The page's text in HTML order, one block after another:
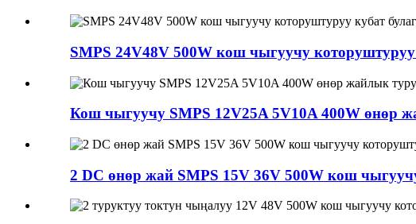
SMPS 24V48V 500W кош чыгуучу
Кош чыгуучу SMPS 12V25A 5V10A 400W өнөр
2 DC өнөр жай SMPS 15V 36V 500W кош